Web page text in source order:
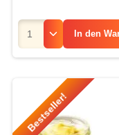
In den
Bestseller!